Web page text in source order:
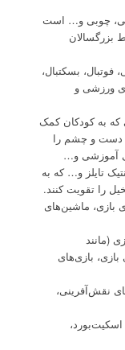
چوبی و… است
بزرگسالان
بسکتبال،
ورزشی و
که به کودکان کمک
دست و چشم را
آموزشی و…
تایلز و… که به
را تقویت کنند.
بازی، ماشین‌های
(مانند
بازی‌های
نقش‌آفرینی،